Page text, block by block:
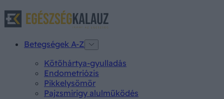
Betegségek A-Z
Kötőhártya-gyulladás
Endometriózis
Pikkelysömör
Pajzsmirigy alulműködés